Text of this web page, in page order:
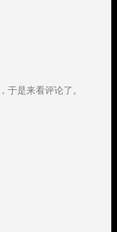
，于是来看评论了。